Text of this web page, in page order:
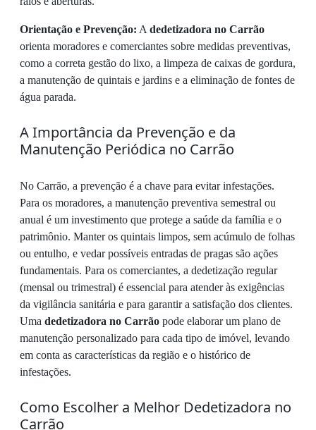
Orientação e Prevenção: A dedetizadora no Carrão
orienta moradores e comerciantes sobre medidas preventivas,
como a correta gestão do lixo, a limpeza de caixas de gordura,
a manutenção de quintais e jardins e a eliminação de fontes de
água parada.
A Importância da Prevenção e da
Manutenção Periódica no Carrão
No Carrão, a prevenção é a chave para evitar infestações.
Para os moradores, a manutenção preventiva semestral ou
anual é um investimento que protege a saúde da família e o
patrimônio. Manter os quintais limpos, sem acúmulo de folhas
ou entulho, e vedar possíveis entradas de pragas são ações
fundamentais. Para os comerciantes, a dedetização regular
(mensal ou trimestral) é essencial para atender às exigências
da vigilância sanitária e para garantir a satisfação dos clientes.
Uma dedetizadora no Carrão pode elaborar um plano de
manutenção personalizado para cada tipo de imóvel, levando
em conta as características da região e o histórico de
infestações.
Como Escolher a Melhor Dedetizadora no
Carrão